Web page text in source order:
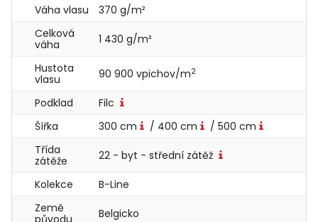
Váha vlasu
370 g/m²
Celková
váha
1 430 g/m²
Hustota
vlasu
90 900 vpichov/m2
Podklad
Filc
Šířka
300 cm / 400 cm
/ 500 cm
Třída
zátěže
22 - byt - střední zátěž
Kolekce
B-Line
Země
Belgicko